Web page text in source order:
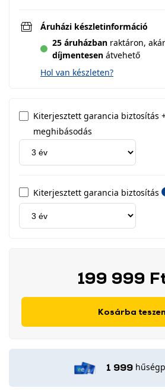
Áruházi készletinformáció
25 áruházban raktáron, akár
díjmentesen átvehető
Hol van készleten?
Kiterjesztett garancia biztosítás
meghibásodás
Kiterjesztett garancia biztosítás
199 999
Kosárba
1 999